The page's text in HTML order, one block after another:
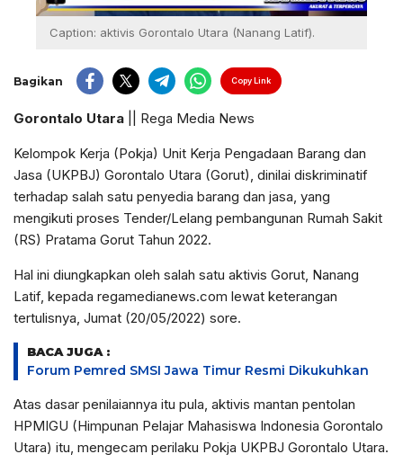
Caption: aktivis Gorontalo Utara (Nanang Latif).
Bagikan Copy Link
Gorontalo Utara || Rega Media News
Kelompok Kerja (Pokja) Unit Kerja Pengadaan Barang dan
Jasa (UKPBJ) Gorontalo Utara (Gorut), dinilai diskriminatif
terhadap salah satu penyedia barang dan jasa, yang
mengikuti proses Tender/Lelang pembangunan Rumah Sakit
(RS) Pratama Gorut Tahun 2022.
Hal ini diungkapkan oleh salah satu aktivis Gorut, Nanang
Latif, kepada regamedianews.com lewat keterangan
tertulisnya, Jumat (20/05/2022) sore.
BACA JUGA :
Forum Pemred SMSI Jawa Timur Resmi Dikukuhkan
Atas dasar penilaiannya itu pula, aktivis mantan pentolan
HPMIGU (Himpunan Pelajar Mahasiswa Indonesia Gorontalo
Utara) itu, mengecam perilaku Pokja UKPBJ Gorontalo Utara.